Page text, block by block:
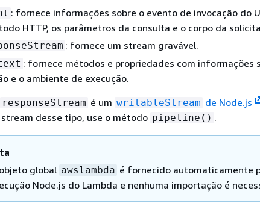
: fornece informações sobre o evento de invocação do
HTTP, os parâmetros da consulta e o corpo da
: fornece um stream gravável.
: fornece métodos e propriedades com informações
e o ambiente de execução.
responseStream é um writableStream de Node.js
desse tipo, use o método pipeline() .
global awslambda é fornecido automaticamente
Node.js do Lambda e nenhuma importação é